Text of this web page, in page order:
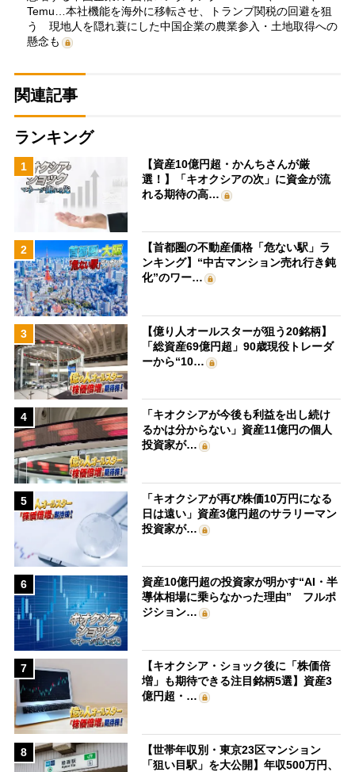
Temu…本社機能を海外に移転させ、トランプ関税の回避を狙
う 現地人を隠れ蓑にした中国企業の農業参入・土地取得への
懸念も
関連記事
ランキング
1
【資産10億円超・かんちさんが厳
選！】「キオクシアの次」に資金が流
れる期待の高…
2
【首都圏の不動産価格「危ない駅」ラ
ンキング】“中古マンション売れ行き鈍
化”のワー…
3
【億り人オールスターが狙う20銘柄】
「総資産69億円超」90歳現役トレーダ
ーから“10…
4
「キオクシアが今後も利益を出し続け
るかは分からない」資産11億円の個人
投資家が…
5
「キオクシアが再び株価10万円になる
日は遠い」資産3億円超のサラリーマン
投資家が…
6
資産10億円超の投資家が明かす“AI・半
導体相場に乗らなかった理由” フルポ
ジション…
7
【キオクシア・ショック後に「株価倍
増」も期待できる注目銘柄5選】資産3
億円超・…
8
【世帯年収別・東京23区マンション
「狙い目駅」を大公開】年収500万円、